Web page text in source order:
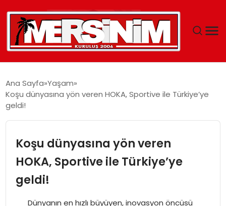
YAŞAM
SAĞLIK
EĞITIM
Ana Sayfa Yaşam
Koşu dünyasına yön veren HOKA, Sportive ile Türkiye’ye
geldi!
Koşu dünyasına yön veren
HOKA, Sportive ile Türkiye’ye
geldi!
Dünyanın en hızlı büyüyen, inovasyon öncüsü